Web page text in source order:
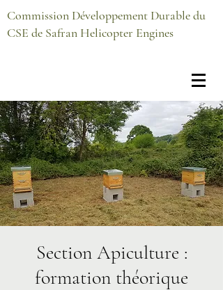
Commission Développement Durable du
CSE de Safran Helicopter Engines
Section Apiculture :
formation théorique